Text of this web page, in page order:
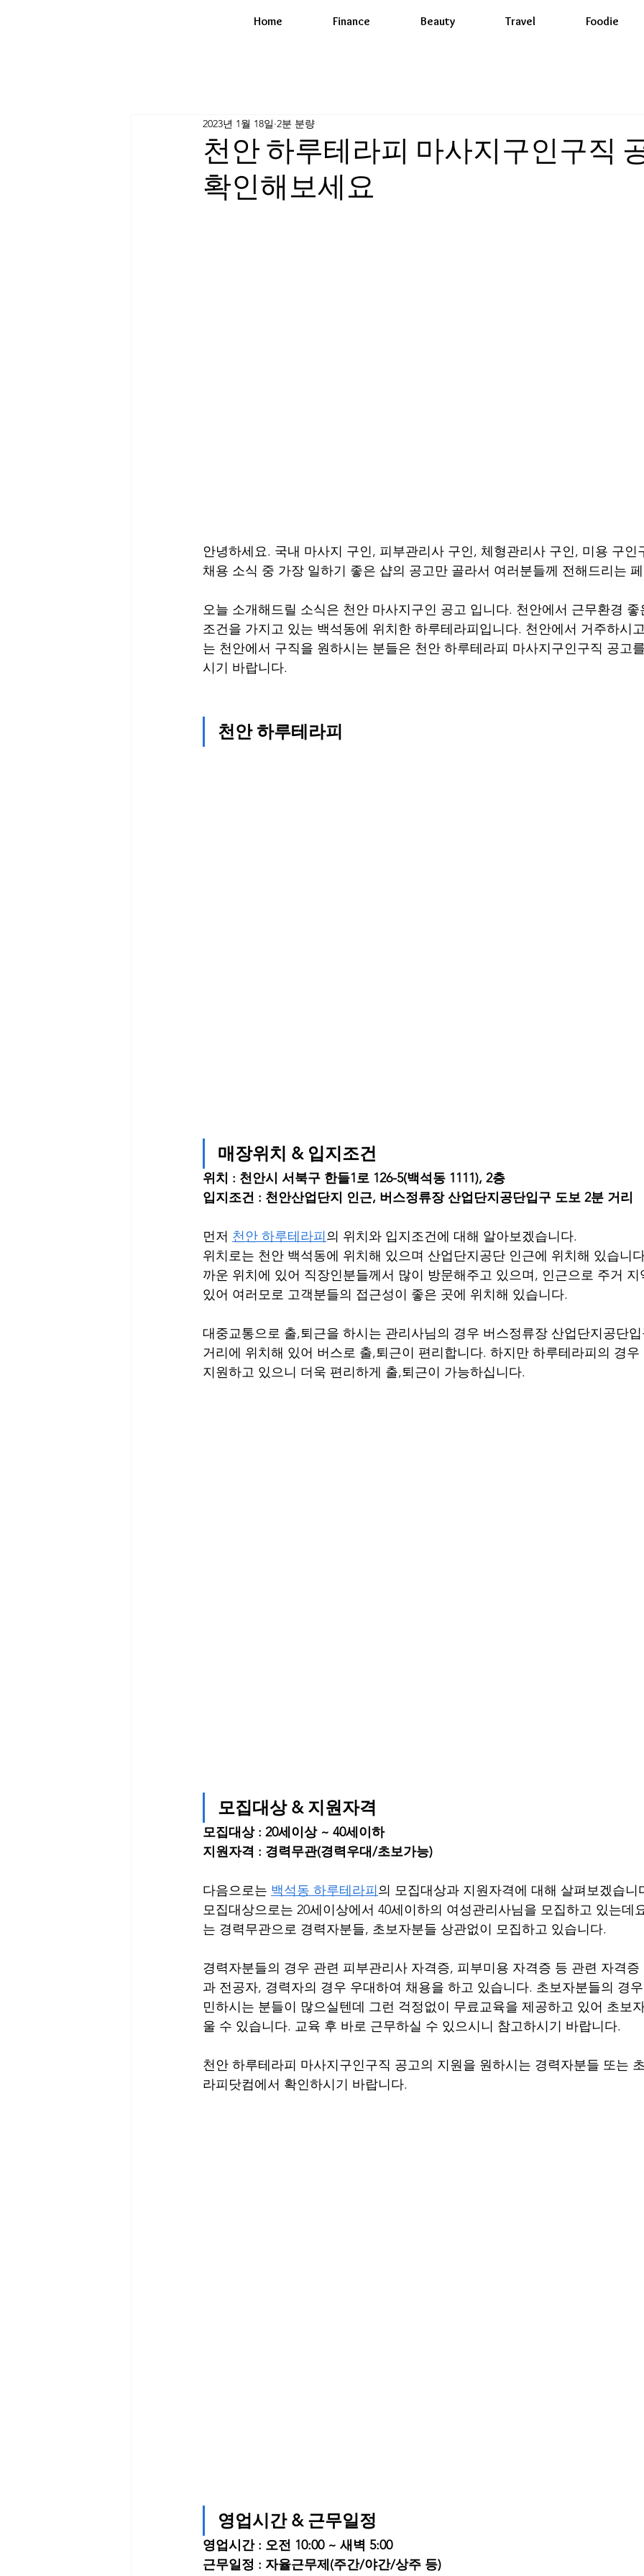
Home Finance Beauty Travel Foodie
천안 하루테라피 마사지구인구직
확인해보세요
2023년 1월 18일 2분 분량
안녕하세요. 국내 마사지 구인, 피부관리사 구인, 체형관리사 구인, 미용 구인
채용 소식 중 가장 일하기 좋은 샵의 공고만 골라서 여러분들께 전해드리는
오늘 소개해드릴 소식은 천안 마사지구인 공고 입니다. 천안에서 근무환경 좋
조건을 가지고 있는 백석동에 위치한 하루테라피입니다. 천안에서 거주하시
는 천안에서 구직을 원하시는 분들은 천안 하루테라피 마사지구인구직 공고
시기 바랍니다.
천안 하루테라피
매장위치 & 입지조건
위치 : 천안시 서북구 한들1로 126-5(백석동 1111), 2층
입지조건 : 천안산업단지 인근, 버스정류장 산업단지공단입구 도보 2분 거리
먼저 천안 하루테라피의 위치와 입지조건에 대해 알아보겠습니다.
위치로는 천안 백석동에 위치해 있으며 산업단지공단 인근에 위치해 있습니
까운 위치에 있어 직장인분들께서 많이 방문해주고 있으며, 인근으로 주거 지
있어 여러모로 고객분들의 접근성이 좋은 곳에 위치해 있습니다.
대중교통으로 출,퇴근을 하시는 관리사님의 경우 버스정류장 산업단지공단
거리에 위치해 있어 버스로 출,퇴근이 편리합니다. 하지만 하루테라피의 경우
지원하고 있으니 더욱 편리하게 출,퇴근이 가능하십니다.
모집대상 & 지원자격
모집대상 : 20세이상 ~ 40세이하
지원자격 : 경력무관(경력우대/초보가능)
다음으로는 백석동 하루테라피의 모집대상과 지원자격에 대해 살펴보겠습니
모집대상으로는 20세이상에서 40세이하의 여성관리사님을 모집하고 있는데
는 경력무관으로 경력자분들, 초보자분들 상관없이 모집하고 있습니다.
경력자분들의 경우 관련 피부관리사 자격증, 피부미용 자격증 등 관련 자격
과 전공자, 경력자의 경우 우대하여 채용을 하고 있습니다. 초보자분들의 경
민하시는 분들이 많으실텐데 그런 걱정없이 무료교육을 제공하고 있어 초보
울 수 있습니다. 교육 후 바로 근무하실 수 있으시니 참고하시기 바랍니다.
천안 하루테라피 마사지구인구직 공고의 지원을 원하시는 경력자분들 또는
라피닷컴에서 확인하시기 바랍니다.
영업시간 & 근무일정
영업시간 : 오전 10:00 ~ 새벽 5:00
근무일정 : 자율근무제(주간/야간/상주 등)